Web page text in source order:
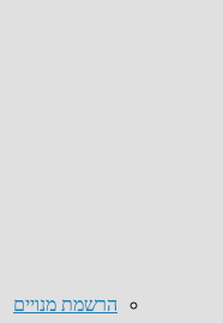
הרשמת מנויים